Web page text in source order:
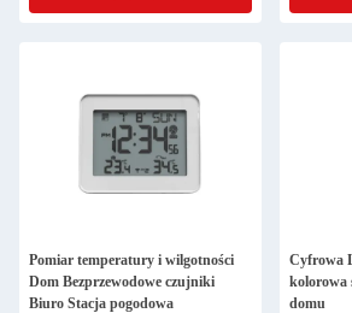
Pomiar temperatury i wilgotności
Dom Bezprzewodowe czujniki
Biuro Stacja pogodowa
Cyfrowa
kolorowa
domu